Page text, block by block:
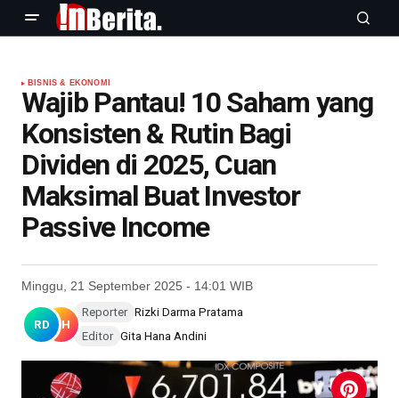
BISNIS & EKONOMI
Wajib Pantau! 10 Saham yang
Konsisten & Rutin Bagi
Dividen di 2025, Cuan
Maksimal Buat Investor
Passive Income
Minggu, 21 September 2025 - 14:01 WIB
RD GH
Reporter Rizki Darma Pratama
Editor Gita Hana Andini